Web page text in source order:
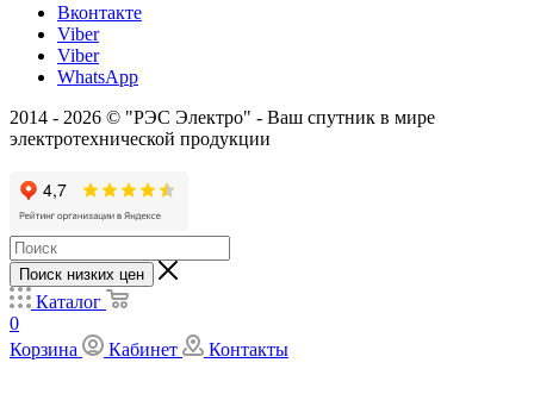
Вконтакте
Viber
Viber
WhatsApp
2014 - 2026 © "РЭС Электро" - Ваш спутник в мире
электротехнической продукции
Поиск низких цен
Каталог
0
Корзина
Кабинет Контакты